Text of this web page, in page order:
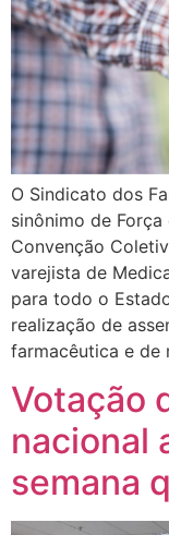
O Sindicato dos
sinônimo de
Convenção
varejista de
para todo o
realização de
farmacêutica e de
Votação
nacional
semana